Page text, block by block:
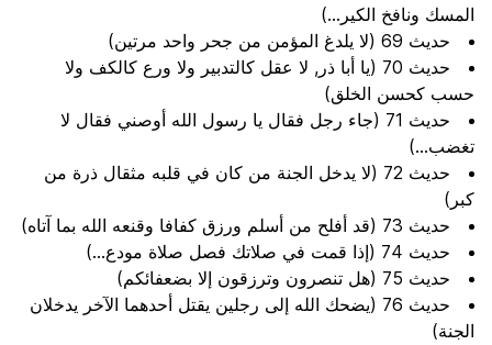
المسك ونافخ الكير...)
حديث 69 (لا يلدغ المؤمن من جحر واحد مرتين)
حديث 70 (يا أبا ذر, لا عقل كالتدبير ولا ورع كالكف ولا
حسب كحسن الخلق)
حديث 71 (جاء رجل فقال يا رسول الله أوصني فقال لا
تغضب...)
حديث 72 (لا يدخل الجنة من كان في قلبه مثقال ذرة من
كبر)
حديث 73 (قد أفلح من أسلم ورزق كفافا وقنعه الله بما آتاه)
حديث 74 (إذا قمت في صلاتك فصل صلاة مودع...)
حديث 75 (هل تنصرون وترزقون إلا بضعفائكم)
حديث 76 (يضحك الله إلى رجلين يقتل أحدهما الآخر يدخلان
الجنة)